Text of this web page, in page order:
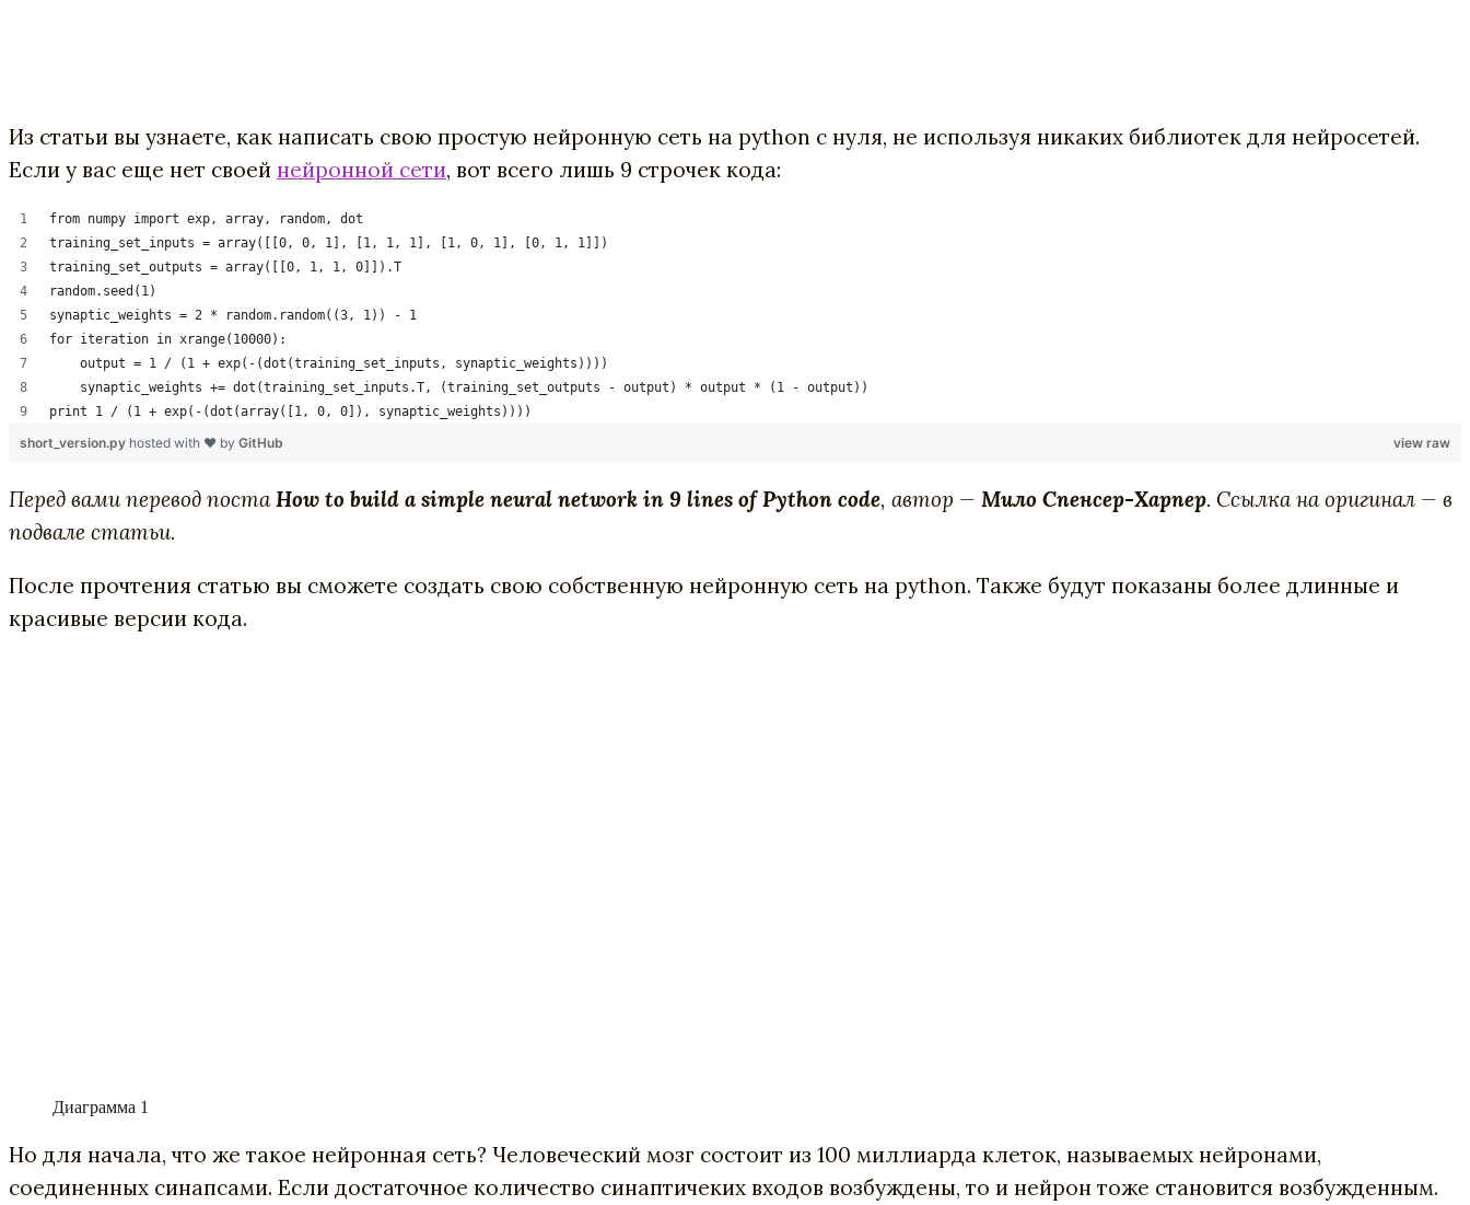
Из статьи вы узнаете, как написать свою простую нейронную сеть на python с нуля, не используя никаких библиотек для нейросетей.
Если у вас еще нет своей нейронной сети, вот всего лишь 9 строчек кода:
from numpy import exp, array, random, dot
training_set_inputs = array([[0, 0, 1], [1, 1, 1], [1, 0, 1], [0, 1, 1]])
training_set_outputs = array([[0, 1, 1, 0]]).T
random.seed(1)
synaptic_weights = 2 * random.random((3, 1)) - 1
for iteration in xrange(10000):
    output = 1 / (1 + exp(-(dot(training_set_inputs, synaptic_weights))))
    synaptic_weights += dot(training_set_inputs.T, (training_set_outputs - output) * output * (1 - output))
print 1 / (1 + exp(-(dot(array([1, 0, 0]), synaptic_weights))))
view raw
short_version.py hosted with ❤ by GitHub
Перед вами перевод поста How to build a simple neural network in 9 lines of Python code, автор — Мило Спенсер-Харпер. Ссылка на оригинал — в
подвале статьи.
После прочтения статью вы сможете создать свою собственную нейронную сеть на python. Также будут показаны более длинные и
красивые версии кода.
Диаграмма 1
Но для начала, что же такое нейронная сеть? Человеческий мозг состоит из 100 миллиарда клеток, называемых нейронами,
соединенных синапсами. Если достаточное количество синаптичеких входов возбуждены, то и нейрон тоже становится возбужденным.